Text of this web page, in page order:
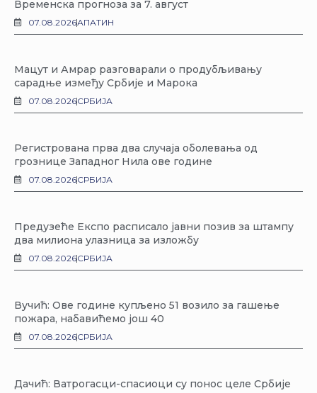
Временска прогноза за 7. август
07.08.2026АПАТИН
Мацут и Амрар разговарали о продубљивању
сарадње између Србије и Марока
07.08.2026СРБИЈА
Регистрована прва два случаја оболевања од
грознице Западног Нила ове године
07.08.2026СРБИЈА
Предузеће Експо расписало јавни позив за штампу
два милиона улазница за изложбу
07.08.2026СРБИЈА
Вучић: Ове године купљено 51 возило за гашење
пожара, набавићемо још 40
07.08.2026СРБИЈА
Дачић: Ватрогасци-спасиоци су понос целе Србије